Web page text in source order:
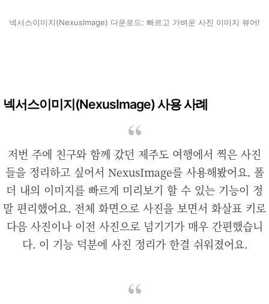
넥서스이미지(NexusImage) 다운로드: 빠르고 가벼운 사진 이미지 뷰어!
넥서스이미지(NexusImage) 사용 사례
저번 주에 친구와 함께 갔던 제주도 여행에서 찍은 사진
들을 정리하고 싶어서 NexusImage를 사용해봤어요. 폴
더 내의 이미지를 빠르게 미리보기 할 수 있는 기능이 정
말 편리했어요. 전체 화면으로 사진을 보면서 화살표 키로
다음 사진이나 이전 사진으로 넘기기가 매우 간편했습니
다. 이 기능 덕분에 사진 정리가 한결 쉬워졌어요.